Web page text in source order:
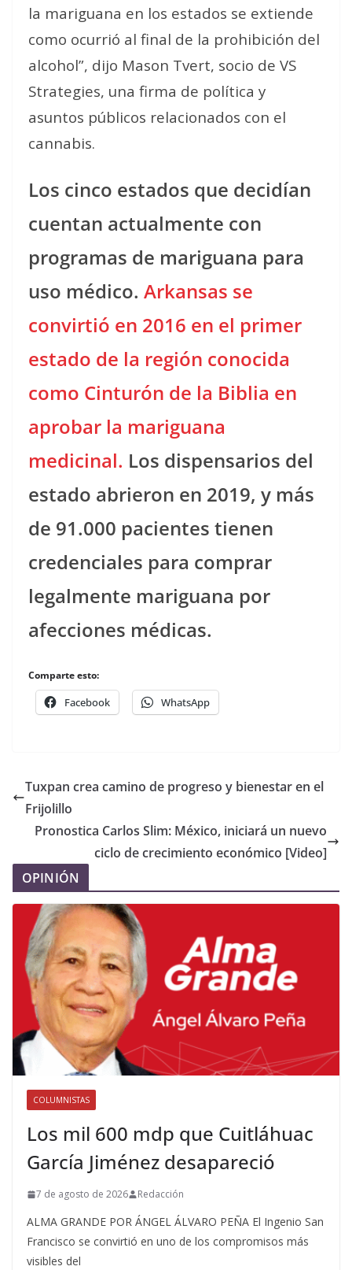
la mariguana en los estados se extiende
como ocurrió al final de la prohibición del
alcohol”, dijo Mason Tvert, socio de VS
Strategies, una firma de política y
asuntos públicos relacionados con el
cannabis.
Los cinco estados que decidían
cuentan actualmente con
programas de mariguana para
uso médico. Arkansas se
convirtió en 2016 en el primer
estado de la región conocida
como Cinturón de la Biblia en
aprobar la mariguana
medicinal. Los dispensarios del
estado abrieron en 2019, y más
de 91.000 pacientes tienen
credenciales para comprar
legalmente mariguana por
afecciones médicas.
Comparte esto:
Facebook WhatsApp
Tuxpan crea camino de progreso y bienestar en el
Frijolillo
Pronostica Carlos Slim: México, iniciará un nuevo
ciclo de crecimiento económico [Video]
OPINIÓN
COLUMNISTAS
Los mil 600 mdp que Cuitláhuac
García Jiménez desapareció
7 de agosto de 2026 Redacción
ALMA GRANDE POR ÁNGEL ÁLVARO PEÑA El Ingenio San
Francisco se convirtió en uno de los compromisos más
visibles del